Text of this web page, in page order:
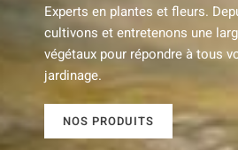
Experts en plantes et fleurs.
cultivons et entretenons une
végétaux pour répondre à tous
jardinage.
NOS PRODUITS